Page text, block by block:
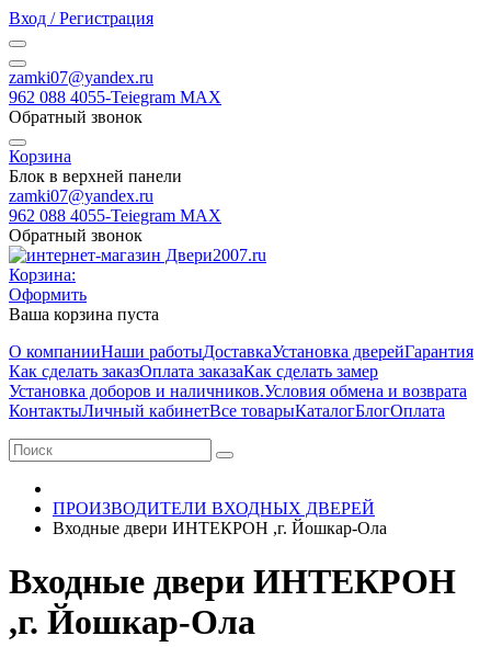
Вход / Регистрация
zamki07@yandex.ru
962 088 4055-Teiegram МАХ
Обратный звонок
Корзина
Блок в верхней панели
zamki07@yandex.ru
962 088 4055-Teiegram МАХ
Обратный звонок
Корзина:
Оформить
Ваша корзина пуста
О компанииНаши работыДоставкаУстановка дверейГарантия
Как сделать заказОплата заказаКак сделать замер
Установка доборов и наличников.Условия обмена и возврата
КонтактыЛичный кабинетВсе товарыКаталогБлогОплата
ПРОИЗВОДИТЕЛИ ВХОДНЫХ ДВЕРЕЙ
Входные двери ИНТЕКРОН ,г. Йошкар-Ола
Входные двери ИНТЕКРОН
,г. Йошкар-Ола